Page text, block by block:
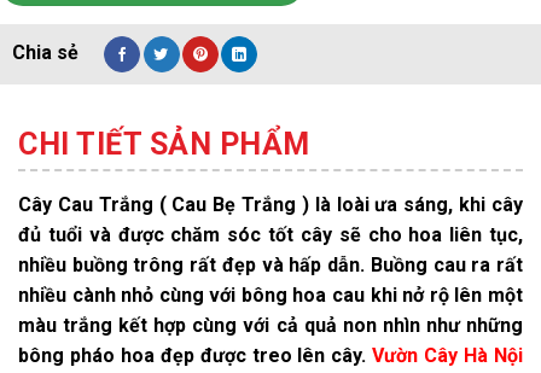
CHI TIẾT SẢN PHẨM
Cây Cau Trắng ( Cau Bẹ Trắng ) là loài ưa sáng, khi cây
đủ tuổi và được chăm sóc tốt cây sẽ cho hoa liên tục,
nhiều buồng trông rất đẹp và hấp dẫn. Buồng cau ra rất
nhiều cành nhỏ cùng với bông hoa cau khi nở rộ lên một
màu trắng kết hợp cùng với cả quả non nhìn như những
bông pháo hoa đẹp được treo lên cây.Vườn Cây Hà Nội